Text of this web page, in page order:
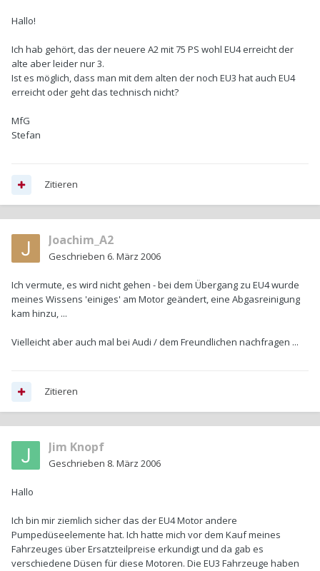
Hallo!
Ich hab gehört, das der neuere A2 mit 75 PS wohl EU4 erreicht der
alte aber leider nur 3.
Ist es möglich, dass man mit dem alten der noch EU3 hat auch EU4
erreicht oder geht das technisch nicht?
MfG
Stefan
Zitieren
Joachim_A2
Geschrieben 6. März 2006
Ich vermute, es wird nicht gehen - bei dem Übergang zu EU4 wurde
meines Wissens 'einiges' am Motor geändert, eine Abgasreinigung
kam hinzu, ...
Vielleicht aber auch mal bei Audi / dem Freundlichen nachfragen ...
Zitieren
Jim Knopf
Geschrieben 8. März 2006
Hallo
Ich bin mir ziemlich sicher das der EU4 Motor andere
Pumpedüseelemente hat. Ich hatte mich vor dem Kauf meines
Fahrzeuges über Ersatzteilpreise erkundigt und da gab es
verschiedene Düsen für diese Motoren. Die EU3 Fahrzeuge haben